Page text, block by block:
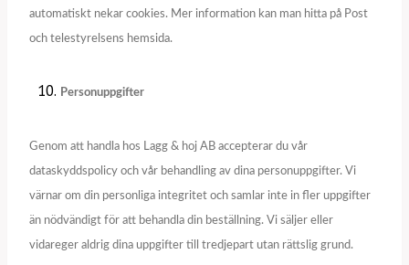
automatiskt nekar cookies. Mer information kan man hitta på Post
och telestyrelsens hemsida.
Personuppgifter
Genom att handla hos Lagg & hoj AB accepterar du vår
dataskyddspolicy och vår behandling av dina personuppgifter. Vi
värnar om din personliga integritet och samlar inte in fler uppgifter
än nödvändigt för att behandla din beställning. Vi säljer eller
vidareger aldrig dina uppgifter till tredjepart utan rättslig grund.